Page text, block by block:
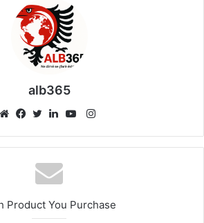
alb365
Instagram
Product You Purchase